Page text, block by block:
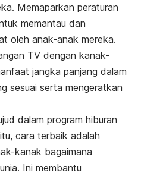
Memaparkan peraturan
memantau dan
oleh anak-anak mereka.
TV dengan kanak-
jangka panjang dalam
sesuai serta mengeratkan
dalam program hiburan
cara terbaik adalah
kanak bagaimana
Ini membantu